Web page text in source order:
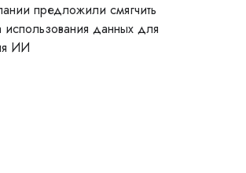
предложили смягчить
использования данных для
ИИ